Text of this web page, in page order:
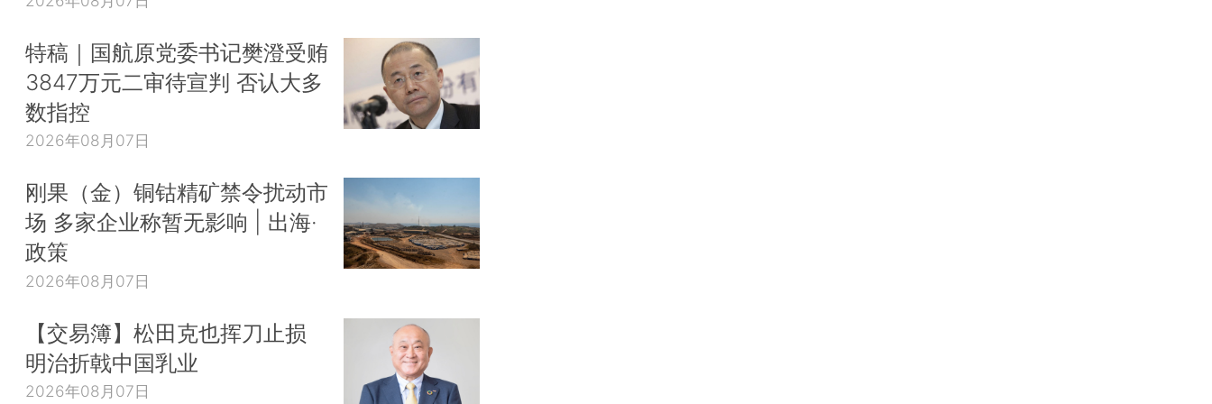
特稿｜国航原党委书记樊澄受贿
3847万元二审待宣判 否认大多
数指控
2026年08月07日
刚果（金）铜钴精矿禁令扰动市
场 多家企业称暂无影响 | 出海·
政策
2026年08月07日
【交易簿】松田克也挥刀止损
明治折戟中国乳业
2026年08月07日